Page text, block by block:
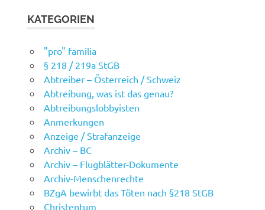
KATEGORIEN
"pro" familia
§ 218 / 219a StGB
Abtreiber – Österreich / Schweiz
Abtreibung, was ist das genau?
Abtreibungslobbyisten
Anmerkungen
Anzeige / Strafanzeige
Archiv – BC
Archiv – Flugblätter-Dokumente
Archiv-Menschenrechte
BZgA bewirbt das Töten nach §218 StGB
Christentum